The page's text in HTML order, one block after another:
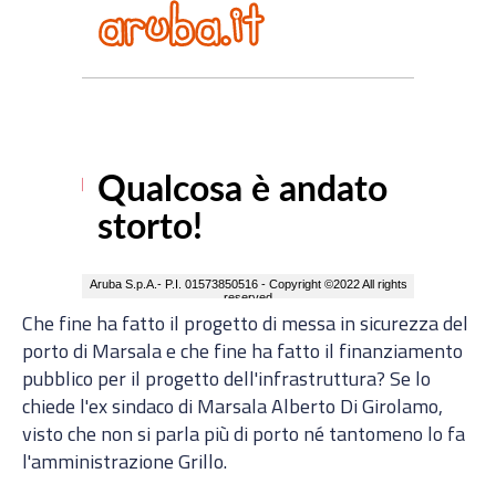
Che fine ha fatto il progetto di messa in sicurezza del
porto di Marsala e che fine ha fatto il finanziamento
pubblico per il progetto dell'infrastruttura? Se lo
chiede l'ex sindaco di Marsala Alberto Di Girolamo,
visto che non si parla più di porto né tantomeno lo fa
l'amministrazione Grillo.